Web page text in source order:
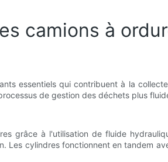
camions à
essentiels qui contribuent à la
de gestion des déchets plus
grâce à l'utilisation de fluide
Les cylindres fonctionnent en tandem